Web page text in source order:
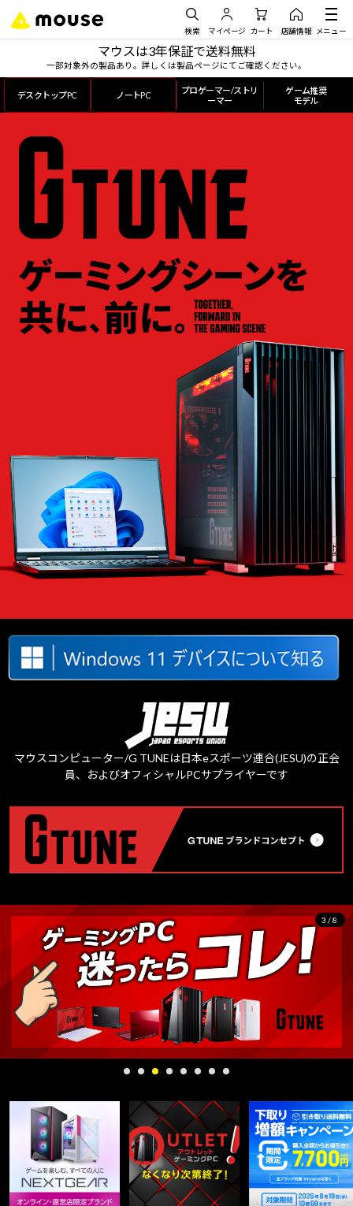
検索 マイページ カート 店舗情報 メニュー
マウスは3年保証で送料無料
一部対象外の製品あり。詳しくは製品ページにてご確認ください。
デスクトップPC ノートPC
プロゲーマー/ストリ
ーマー
ゲーム推奨
モデル
マウスコンピューター/G TUNEは日本eスポーツ連合(JESU)の正会
員、およびオフィシャルPCサプライヤーです
3/8